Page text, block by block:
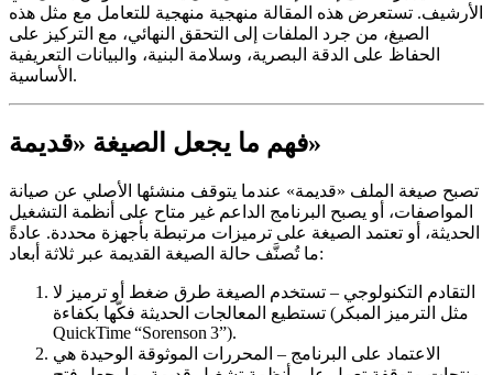
الأرشيف. تستعرض هذه المقالة منهجية منهجية للتعامل مع مثل هذه
الصيغ، من جرد الملفات إلى التحقق النهائي، مع التركيز على
الحفاظ على الدقة البصرية، وسلامة البنية، والبيانات التعريفية
الأساسية.
فهم ما يجعل الصيغة «قديمة»
تصبح صيغة الملف «قديمة» عندما يتوقف منشئها الأصلي عن صيانة
المواصفات، أو يصبح البرنامج الداعم غير متاح على أنظمة التشغيل
الحديثة، أو تعتمد الصيغة على ترميزات مرتبطة بأجهزة محددة. عادةً
ما تُصنَّف حالة الصيغة القديمة عبر ثلاثة أبعاد:
التقادم التكنولوجي – تستخدم الصيغة طرق ضغط أو ترميز لا
تستطيع المعالجات الحديثة فكّها بكفاءة (مثل الترميز المبكر
QuickTime “Sorenson 3”).
الاعتماد على البرنامج – المحررات الموثوقة الوحيدة هي